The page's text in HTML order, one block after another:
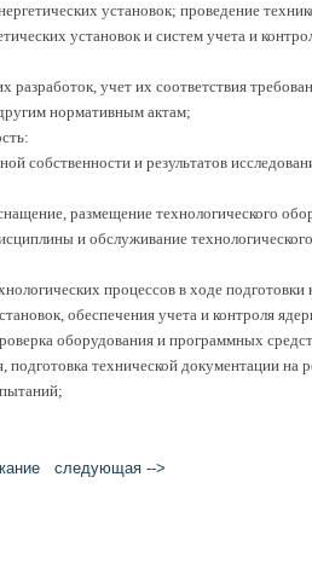
установок; проведение
установок и систем учета и
разработок, учет их соответствия
нормативным актам;
собственности и результатов
размещение технологического
и обслуживание
процессов в ходе подготовки
обеспечения учета и контроля
оборудования и программных
технической документации на
следующая -->